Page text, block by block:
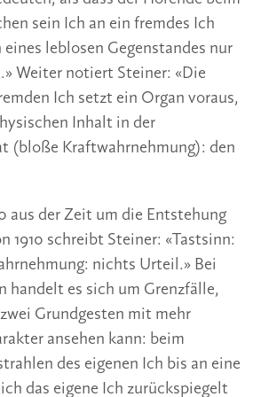
sein Ich an ein fremdes Ich
leblosen Gegenstandes nur
Weiter notiert Steiner: «Die
Ich setzt ein Organ voraus,
Inhalt in der
(bloße Kraftwahrnehmung): den
aus der Zeit um die Entstehung
1910 schreibt Steiner: «Tastsinn:
nichts Urteil.» Bei
handelt es sich um Grenzfälle,
Grundgesten mit mehr
ansehen kann: beim
des eigenen Ich bis an eine
das eigene Ich zurückspiegelt